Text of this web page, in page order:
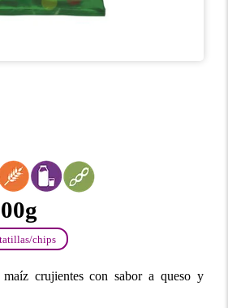
chips
crujientes con sabor a queso y